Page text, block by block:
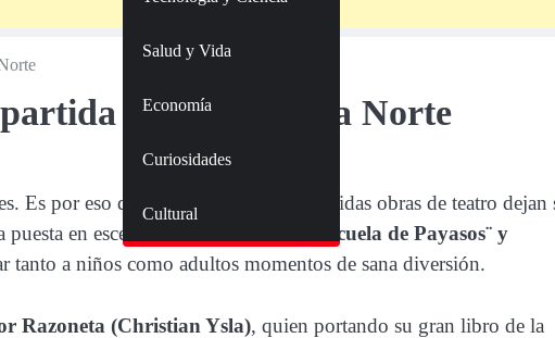
Salud y Vida
Economía
Curiosidades
Cultural
doble en Lima Norte
Es por eso que dos grandes y reconocidas obras de teatro dejan
en escena nunca antes vista.
¨Escuela de Payasos¨ y
tanto a niños como adultos momentos de sana diversión.
Razoneta (Christian Ysla), quien portando su gran libro de la